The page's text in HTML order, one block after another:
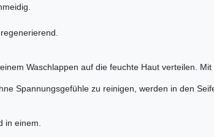
Waschlappen auf die feuchte Haut verteilen.
Spannungsgefühle zu reinigen, werden in den
in einem.